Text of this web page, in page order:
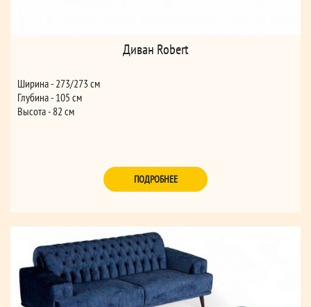
Диван Robert
Ширина - 273/273 см
Глубина - 105 см
Высота - 82 см
ПОДРОБНЕЕ